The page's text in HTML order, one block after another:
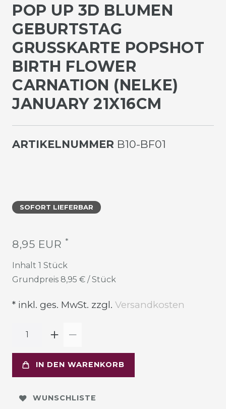
POP UP 3D BLUMEN
GEBURTSTAG
GRUSSKARTE POPSHOT B
IRTH FLOWER C
ARNATION (NELKE) J
ANUARY 21X16CM
ARTIKELNUMMER B10-BF01
SOFORT LIEFERBAR
8,95 EUR *
Inhalt 1 Stück
Grundpreis 8,95 € / Stück
* inkl. ges. MwSt. zzgl. Versandkosten
IN DEN WARENKORB
WUNSCHLISTE